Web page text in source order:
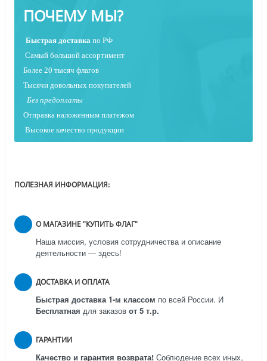
ПОЧЕМУ МЫ?
Быстрая доставка по РФ
Самый большой ассортимент
Более 20 тысяч флагов
Тысячи довольных покупателей
Без предоплаты
Отправка наложенным платежом
Высокое качество продукции
ПОЛЕЗНАЯ ИНФОРМАЦИЯ:
О МАГАЗИНЕ "КУПИТЬ ФЛАГ"
Наша миссия, условия сотрудничества и описание
деятельности — здесь!
ДОСТАВКА И ОПЛАТА
Быстрая доставка 1-м классом по всей России. И
Бесплатная для заказов от 5 т.р.
ГАРАНТИИ
Качество и гарантия возврата! Соблюдение всех иных,